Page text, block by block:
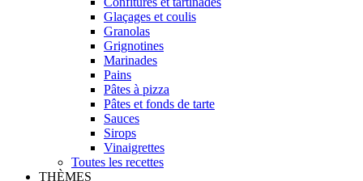
Glaçages et coulis
Granolas
Grignotines
Marinades
Pains
Pâtes à pizza
Pâtes et fonds de tarte
Sauces
Sirops
Vinaigrettes
Toutes les recettes
THÈMES